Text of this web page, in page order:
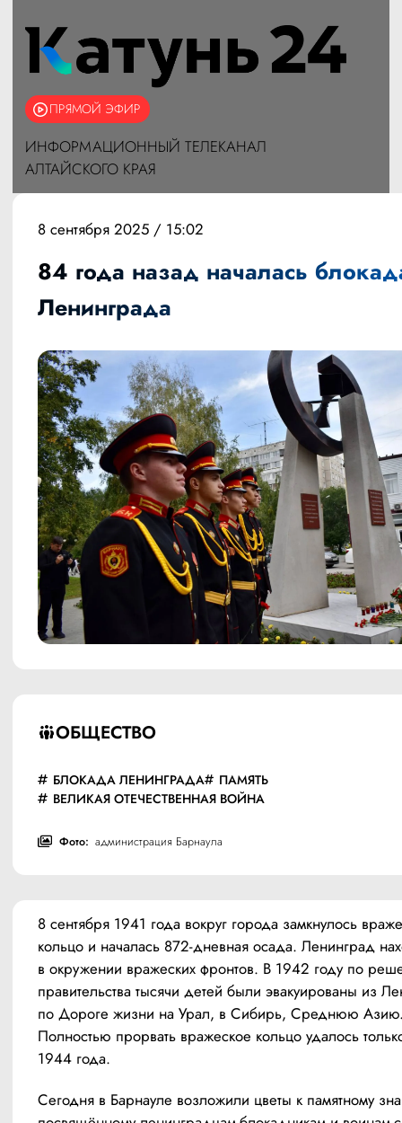
ПРЯМОЙ ЭФИР
ИНФОРМАЦИОННЫЙ ТЕЛЕКАНАЛ
АЛТАЙСКОГО КРАЯ
ОБЩЕСТВО
БЛОКАДА ЛЕНИНГРАДА
ПАМЯТЬ
ВЕЛИКАЯ ОТЕЧЕСТВЕННАЯ ВОЙНА
Фото: администрация Барнаула
8 сентября 2025 / 15:02
84 года назад началась
Ленинграда
8 сентября 1941 года вокруг города замкнулось
кольцо и началась 872-дневная осада. Ленинград
в окружении вражеских фронтов. В 1942 году по
правительства тысячи детей были эвакуированы из
по Дороге жизни на Урал, в Сибирь, Среднюю
Полностью прорвать вражеское кольцо удалось
1944 года.
Сегодня в Барнауле возложили цветы к памятному